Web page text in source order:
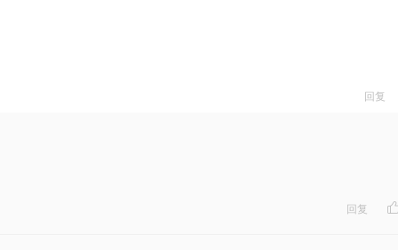
回复
回复